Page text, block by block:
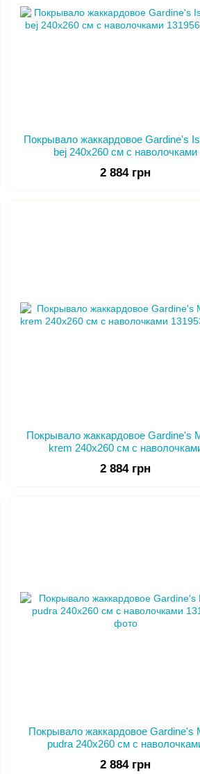
Покрывало жаккардовое Gardine's
bej 240х260 см с наволочками
2 884 грн
Покрывало жаккардовое Gardine's
krem 240х260 см с
2 884 грн
Покрывало жаккардовое Gardine's
pudra 240х260 см с
2 884 грн